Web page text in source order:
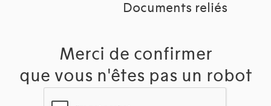
Documents reliés
Merci de confirmer
que vous n'êtes pas un robot